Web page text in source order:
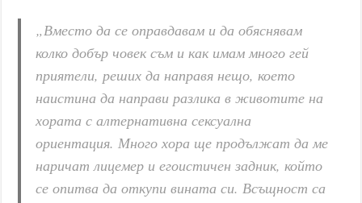
„Вместо да се оправдавам и да обяснявам
колко добър човек съм и как имам много гей
приятели, реших да направя нещо, което
наистина да направи разлика в животите на
хората с алтернативна сексуална
ориентация. Много хора ще продължат да ме
наричат лицемер и егоистичен задник, който
се опитва да откупи вината си. Всъщност са